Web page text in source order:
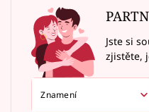
Jste si
zjistěte,